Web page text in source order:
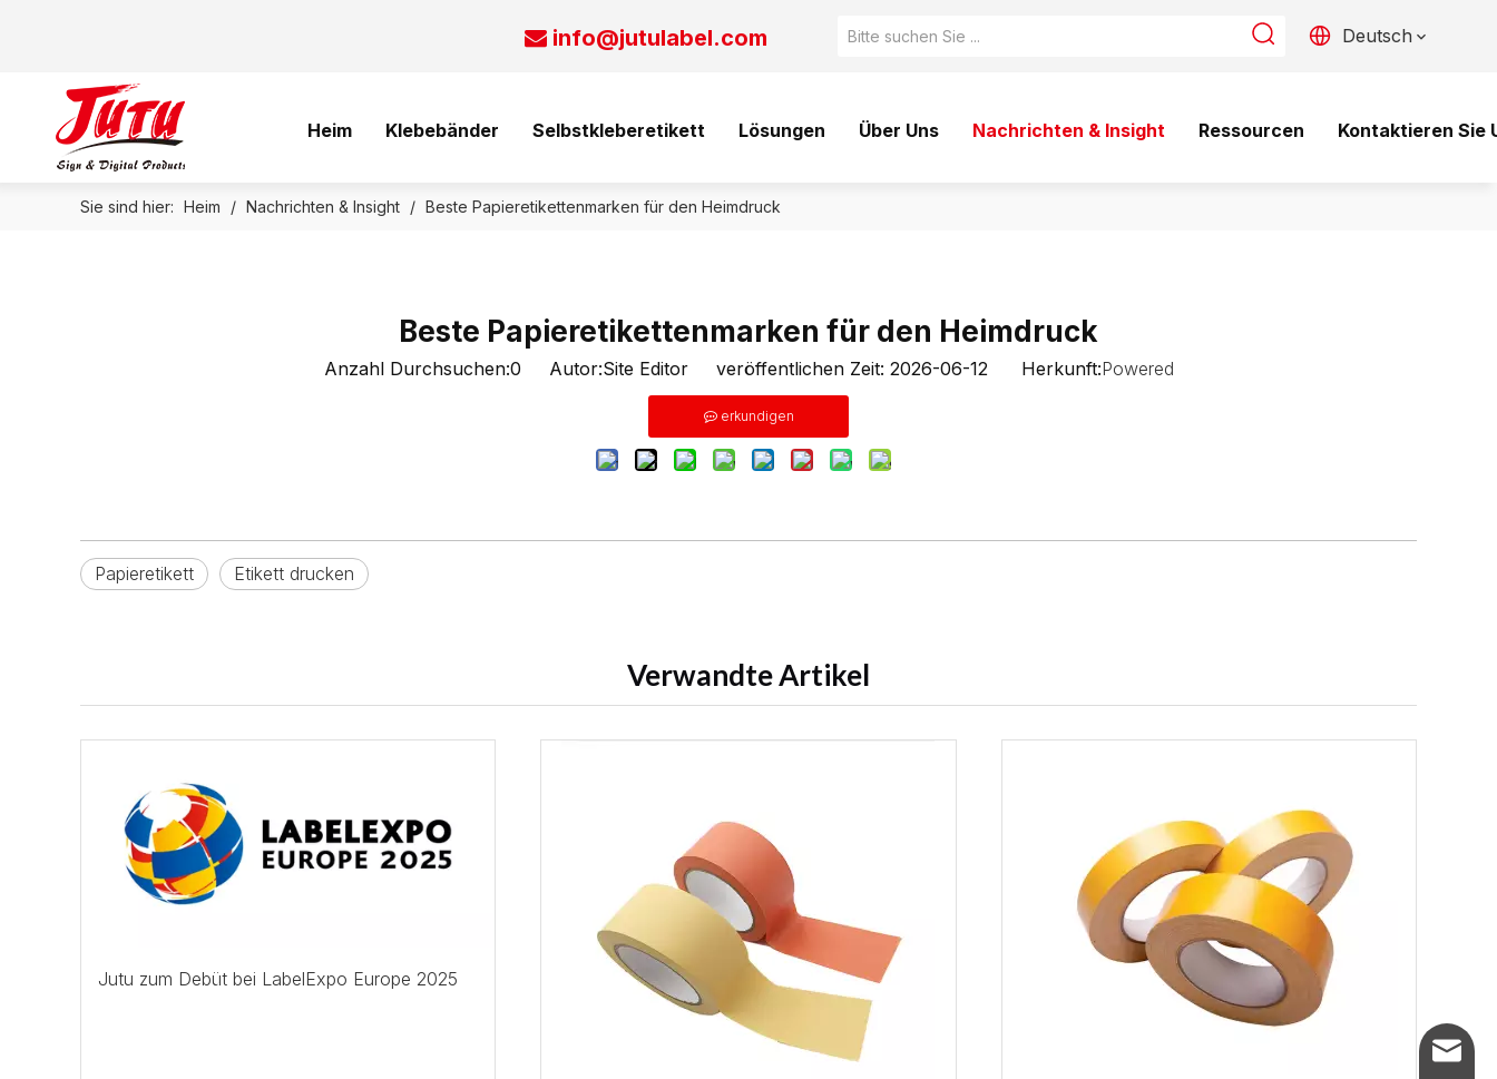
 info@jutulabel.com Deutsch
Heim Klebebänder Selbstkleberetikett Lösungen Über Uns Nachrichten & Insight Ressourcen Kontaktieren Sie
Sie sind hier: Heim / Nachrichten & Insight / Beste Papieretikettenmarken für den Heimdruck
Beste Papieretikettenmarken für den Heimdruck
Anzahl Durchsuchen:0 Autor:Site Editor veröffentlichen Zeit: 2026-06-12 Herkunft:Powered
erkundigen
Papieretikett Etikett drucken
Verwandte Artikel
Jutu zum Debüt bei LabelExpo Europe 2025